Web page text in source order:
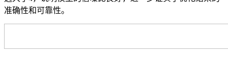
准确性和可靠性。